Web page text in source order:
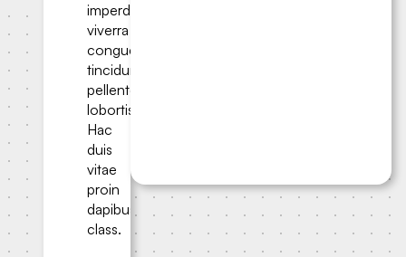
imperdiet
viverra
congue
tincidunt;
pellentesque
lobortis.
Hac
duis
vitae
proin
dapibus
class.